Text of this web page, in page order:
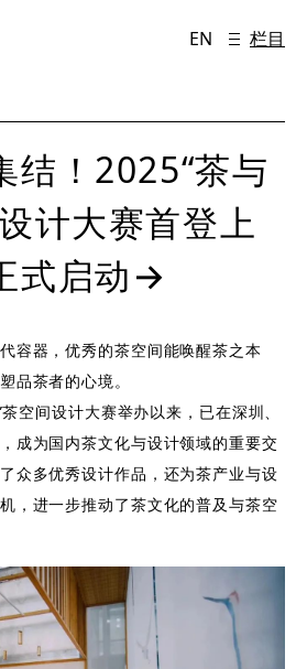
EN 栏目
结！2025“茶与
计大赛首登上
式启动→
容器，优秀的茶空间能唤醒茶之本
品茶者的心境。
空间设计大赛举办以来，已在深圳、
成为国内茶文化与设计领域的重要交
众多优秀设计作品，还为茶产业与设
，进一步推动了茶文化的普及与茶空